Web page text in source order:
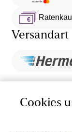
Versandart
10%
Jetzt
Cookies